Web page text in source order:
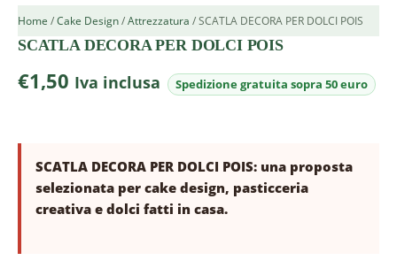
Home /Cake Design/Attrezzatura / SCATLA DECORA PER DOLCI POIS
SCATLA DECORA PER DOLCI POIS
€1,50 Iva inclusa
SCATLA DECORA PER DOLCI POIS: una proposta
selezionata per cake design, pasticceria
creativa e dolci fatti in casa.